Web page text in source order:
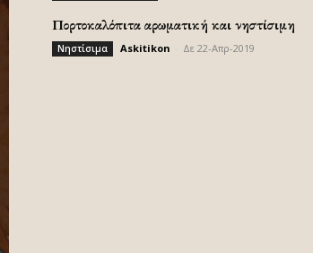
Πορτοκαλόπιτα αρωματική και νηστίσιμη
Νηστίσιμα Askitikon Δε 22-Απρ-2019